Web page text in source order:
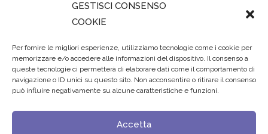
GESTISCI CONSENSO
COOKIE
Per fornire le migliori esperienze, utilizziamo tecnologie come i cookie per
memorizzare e/o accedere alle informazioni del dispositivo. Il consenso a
queste tecnologie ci permetterà di elaborare dati come il comportamento di
navigazione o ID unici su questo sito. Non acconsentire o ritirare il consenso
può influire negativamente su alcune caratteristiche e funzioni.
Accetta
secsolutionforum 2026: è Bologna la nuova capitale
Padre Benanti: «Intelligenza artificiale? Contro i nuovi
algoritmi del potere serve una governance condivisa»
Edvance – Digital Education Hub Higher Education